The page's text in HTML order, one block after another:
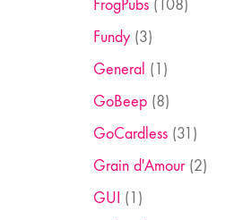
FrogPubs(108)
Fundy(3)
General (1)
GoBeep(8)
GoCardless(31)
Grain d'Amour(2)
GUI (1)